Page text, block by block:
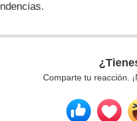
Comparte tu reacción.